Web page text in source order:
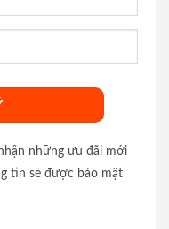
những ưu đãi mới
tin sẽ được bảo mật